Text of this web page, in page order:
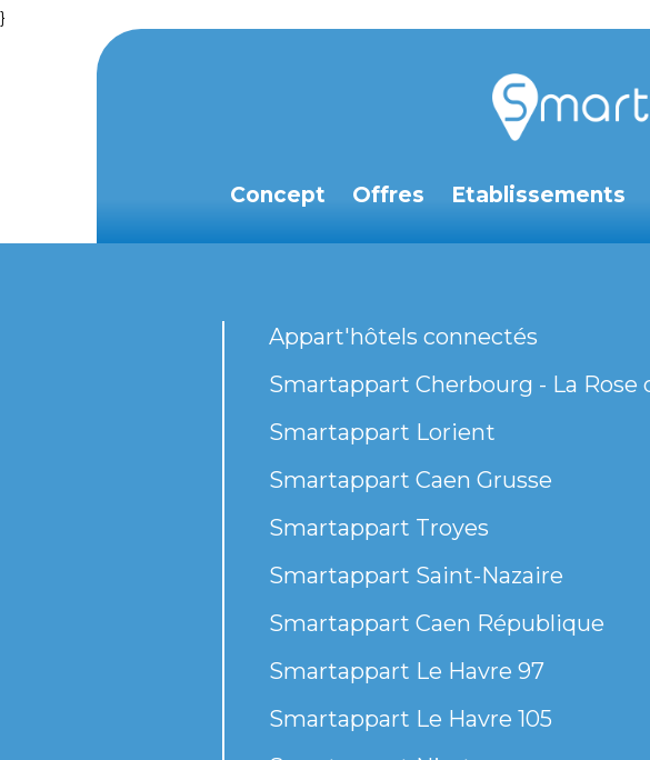
}
Concept Offres Etablissements
Appart'hôtels connectés
Smartappart Cherbourg - La Rose
Smartappart Lorient
Smartappart Caen Grusse
Smartappart Troyes
Smartappart Saint-Nazaire
Smartappart Caen République
Smartappart Le Havre 97
Smartappart Le Havre 105